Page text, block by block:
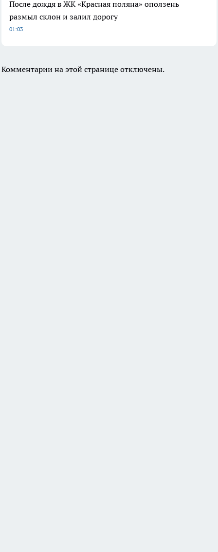
После дождя в ЖК «Красная поляна» оползень
размыл склон и залил дорогу
01:03
Комментарии на этой странице отключены.